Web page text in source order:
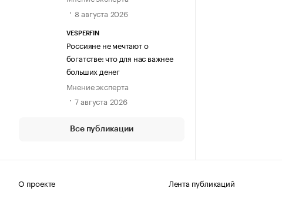
8 августа 2026
VESPERFIN
Россияне не мечтают о
богатстве: что для нас важнее
больших денег
Мнение эксперта
7 августа 2026
Все публикации
О проекте
Лента публикаций